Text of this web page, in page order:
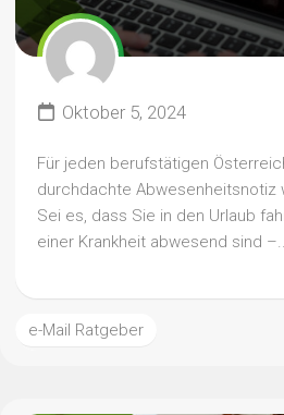
Oktober 5, 2024
Für jeden berufstätigen
durchdachte Abwesenheitsnotiz
Sei es, dass Sie in den Urlaub
einer Krankheit abwesend sind
e-Mail Ratgeber